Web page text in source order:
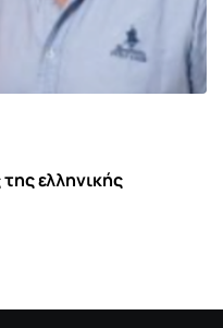
ελληνικής